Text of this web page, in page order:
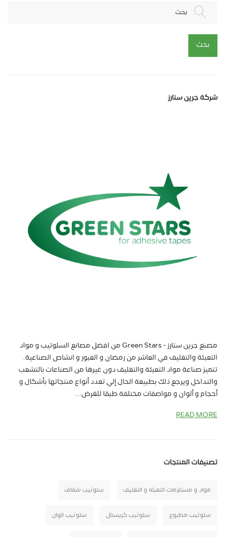
بحث
بحث
شركة جرين ستارز
مصنع جرين ستارز - Green Stars من افضل مصانع السلوتيب و مواد
التعبئة والتغليف في العاشر من رمضان و العبور و انشاص الصناعية.
تتميز صناعة مواد التعبئة والتغليف دون غيرها من الصناعات بالتشعب
والتداخل ويرجع ذلك بطبيعة الحال إلي تعدد أنواع منتجاتها بأشكال و
أحجام و ألوان و مواصفات مختلفة طبقا للغرض...
READ MORE
تصنيفات المنتجات
مواد و مستلزمات التعبئه و التغليف سلوتيب شفاف
سلوتيب مطبوع سلوتيب كريستال سلوتيب الوان